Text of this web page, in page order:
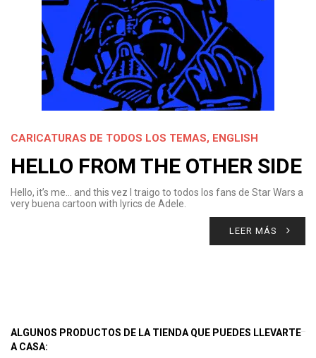
CARICATURAS DE TODOS LOS TEMAS, ENGLISH
HELLO FROM THE OTHER SIDE
Hello, it’s me… and this vez I traigo to todos los fans de Star Wars a
very buena cartoon with lyrics de Adele.
LEER MÁS
ALGUNOS PRODUCTOS DE LA TIENDA QUE PUEDES LLEVARTE
A CASA: